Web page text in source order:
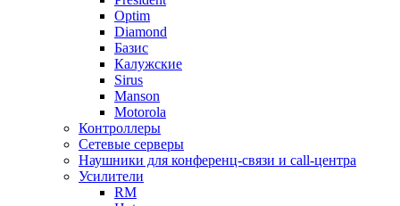
Optim
Diamond
Базис
Калужские
Sirus
Manson
Motorola
Контроллеры
Сетевые серверы
Наушники для конференц-связи и call-центра
Усилители
RM